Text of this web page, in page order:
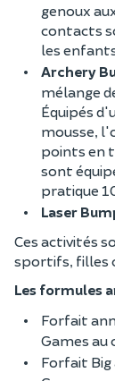
genoux
contacts
les
Archery
mélange
Équipés
mousse,
points en
sont
pratique
Laser
Ces activités
sportifs, filles
Les formules
Forfait
Games au
Forfait Big